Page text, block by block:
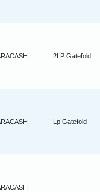
2LP Gatefold
Lp Gatefold